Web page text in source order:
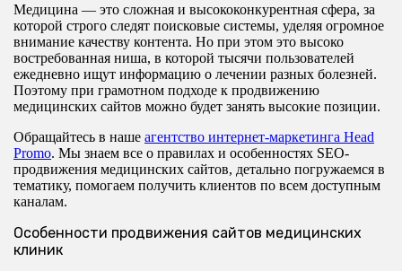
Медицина — это сложная и высококонкурентная сфера, за
которой строго следят поисковые системы, уделяя огромное
внимание качеству контента. Но при этом это высоко
востребованная ниша, в которой тысячи пользователей
ежедневно ищут информацию о лечении разных болезней.
Поэтому при грамотном подходе к продвижению
медицинских сайтов можно будет занять высокие позиции.
Обращайтесь в наше агентство интернет-маркетинга Head
Promo. Мы знаем все о правилах и особенностях SEO-
продвижения медицинских сайтов, детально погружаемся в
тематику, помогаем получить клиентов по всем доступным
каналам.
Особенности продвижения сайтов медицинских
клиник